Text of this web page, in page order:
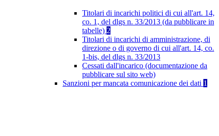
Titolari di incarichi politici di cui all'art. 14,
co. 1, del dlgs n. 33/2013 (da pubblicare in
tabelle) 2
Titolari di incarichi di amministrazione, di
direzione o di governo di cui all'art. 14, co.
1-bis, del dlgs n. 33/2013
Cessati dall'incarico (documentazione da
pubblicare sul sito web)
Sanzioni per mancata comunicazione dei dati 1